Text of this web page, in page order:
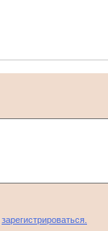
зарегистрироваться.